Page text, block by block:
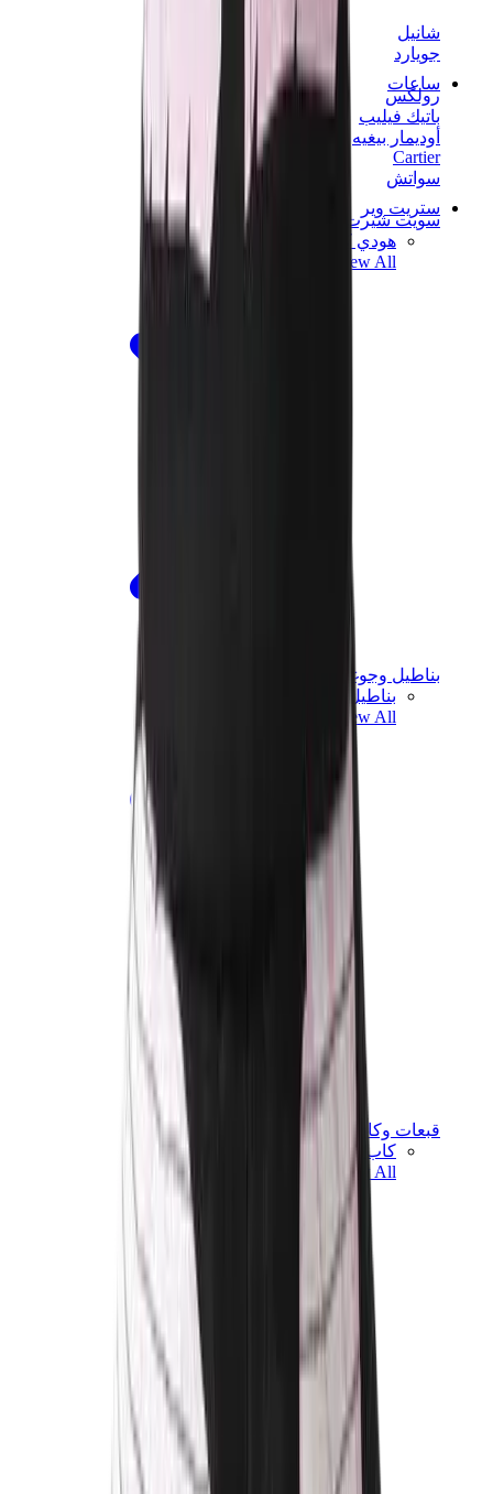
شانيل
جويارد
ساعات
رولكس
باتيك فيليب
أوديمار بيغيه
Cartier
سواتش
ستريت وير
سويت شيرت وهوديز
هودي كروم هارتس
View All
سويت شيرت وهوديز
بناطيل وجوغرز وشورتات
بناطيل كروم هارتس
View All
قبعات وكاب
كاب كروم هارتس
View All